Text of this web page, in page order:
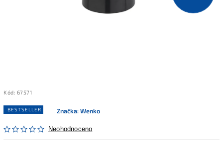
Kód: 67571
BESTSELLER
Neohodnoceno
Značka:Wenko